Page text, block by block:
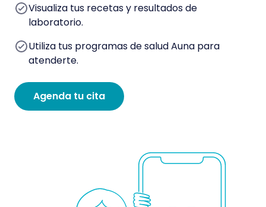
Visualiza tus recetas y resultados de
laboratorio.
Utiliza tus programas de salud Auna para
atenderte.
Agenda tu cita